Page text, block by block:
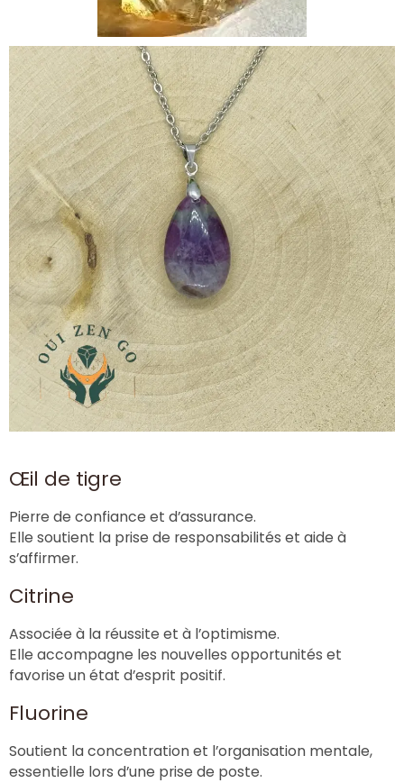
Œil de tigre
Pierre de confiance et d’assurance.
Elle soutient la prise de responsabilités et aide à
s’affirmer.
Citrine
Associée à la réussite et à l’optimisme.
Elle accompagne les nouvelles opportunités et
favorise un état d’esprit positif.
Fluorine
Soutient la concentration et l’organisation mentale,
essentielle lors d’une prise de poste.